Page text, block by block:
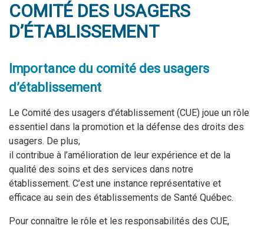
COMITÉ DES USAGERS
D’ÉTABLISSEMENT
Importance du comité des usagers
d’établissement
Le Comité des usagers d'établissement (CUE) joue un rôle
essentiel dans la promotion et la défense des droits des
usagers. De plus,
il contribue à l’amélioration de leur expérience et de la
qualité des soins et des services dans notre
établissement. C’est une instance représentative et
efficace au sein des établissements de Santé Québec.
Pour connaître le rôle et les responsabilités des CUE,